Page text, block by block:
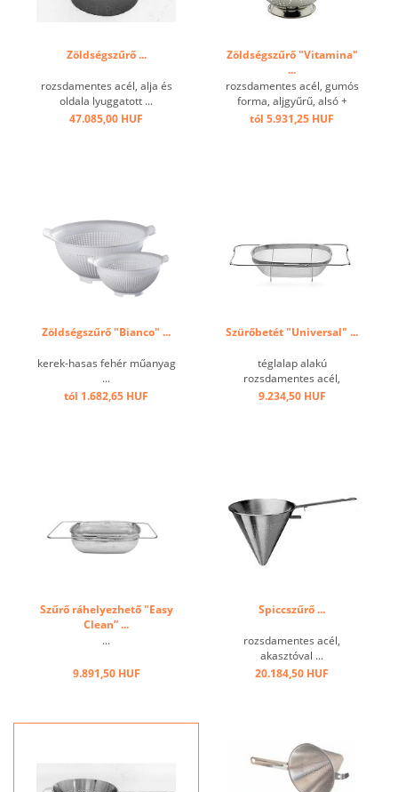
Zöldségszűrő ...
rozsdamentes acél, alja és
oldala lyuggatott ...
47.085,00 HUF
Zöldségszűrő "Vitamina"
...
rozsdamentes acél, gumós
forma, aljgyűrű, alsó +
oldalsó furatok, 2 fogantyú
tól 5.931,25 HUF
Zöldségszűrő "Bianco" ...
kerek-hasas fehér műanyag
...
tól 1.682,65 HUF
Szürőbetét "Universal" ...
téglalap alakú
rozsdamentes acél,
kivehető kerettel ...
9.234,50 HUF
Szűrő ráhelyezhető "Easy
Clean” ...
...
9.891,50 HUF
Spiccszűrő ...
rozsdamentes acél,
akasztóval ...
20.184,50 HUF